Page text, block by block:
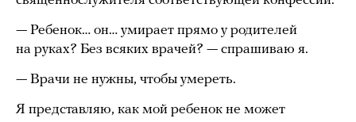
— Ребенок… он… умирает прямо у родителей
на руках? Без всяких врачей? — спрашиваю я.
— Врачи не нужны, чтобы умереть.
Я представляю, как мой ребенок не может